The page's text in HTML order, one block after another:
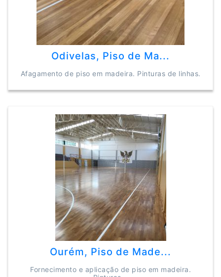
Odivelas, Piso de Ma...
Afagamento de piso em madeira. Pinturas de linhas.
Ourém, Piso de Made...
Fornecimento e aplicação de piso em madeira.